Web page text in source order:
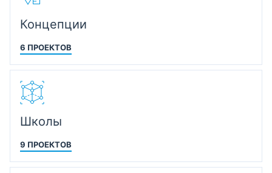
Концепции
6 ПРОЕКТОВ
Школы
9 ПРОЕКТОВ